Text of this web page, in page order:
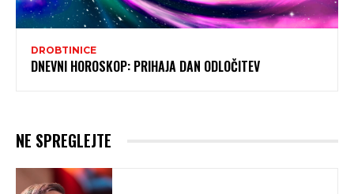
DROBTINICE
DNEVNI HOROSKOP: PRIHAJA DAN ODLOČITEV
NE SPREGLEJTE